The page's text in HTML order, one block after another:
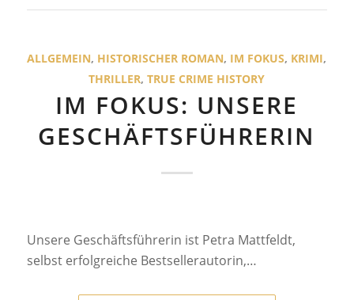
ALLGEMEIN, HISTORISCHER ROMAN, IM FOKUS, KRIMI,
THRILLER,TRUE CRIME HISTORY
IM FOKUS: UNSERE
GESCHÄFTSFÜHRERIN
Unsere Geschäftsführerin ist Petra Mattfeldt,
selbst erfolgreiche Bestsellerautorin,…